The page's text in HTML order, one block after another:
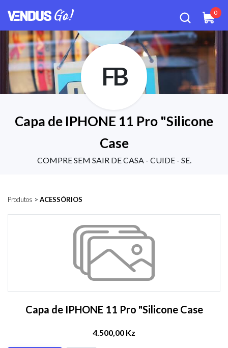
0
FB
Capa de IPHONE 11 Pro "Silicone
Case
COMPRE SEM SAIR DE CASA - CUIDE - SE.
Produtos > ACESSÓRIOS
Capa de IPHONE 11 Pro "Silicone Case
4.500,00 Kz